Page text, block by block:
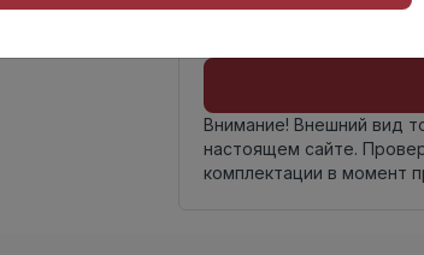
Внимание! Внешний вид
настоящем сайте.
комплектации в момент